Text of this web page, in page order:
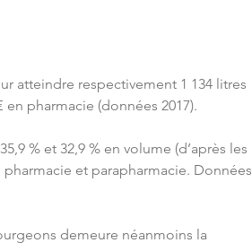
atteindre respectivement 1 134 litres
en pharmacie (données 2017).
% et 32,9 % en volume (d’après les
et parapharmacie. Données
demeure néanmoins la